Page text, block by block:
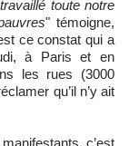
toute notre
" témoigne,
ce constat qui a
à Paris et en
les rues (3000
qu’il n’y ait
c’est